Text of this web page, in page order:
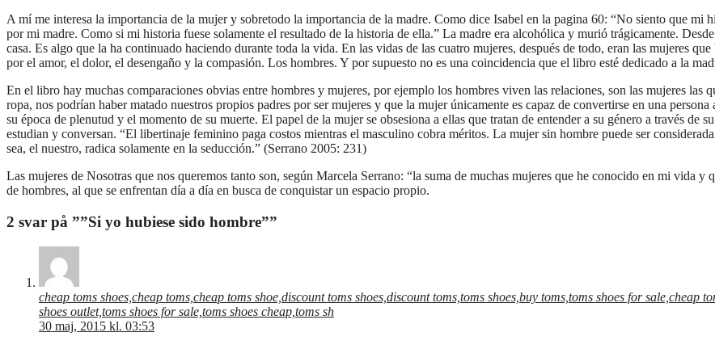
A mí me interesa la importancia de la mujer y sobretodo la importancia de la madre. Como dice Isabel en la pagina 60: “No siento que
por mi madre. Como si mi historia fuese solamente el resultado de la historia de ella.” La madre era alcohólica y murió trágicamente.
casa. Es algo que la ha continuado haciendo durante toda la vida. En las vidas de las cuatro mujeres, después de todo, eran las mujeres
por el amor, el dolor, el desengaño y la compasión. Los hombres. Y por supuesto no es una coincidencia que el libro esté dedicado a la
En el libro hay muchas comparaciones obvias entre hombres y mujeres, por ejemplo los hombres viven las relaciones, son las mujeres las
ropa, nos podrían haber matado nuestros propios padres por ser mujeres y que la mujer únicamente es capaz de convertirse en una
su época de plenutud y el momento de su muerte. El papel de la mujer se obsesiona a ellas que tratan de entender a su género a través de
estudian y conversan. “El libertinaje feminino paga costos mientras el masculino cobra méritos. La mujer sin hombre puede ser
sea, el nuestro, radica solamente en la seducción.” (Serrano 2005: 231)
Las mujeres de Nosotras que nos queremos tanto son, según Marcela Serrano: “la suma de muchas mujeres que he conocido en mi vida
de hombres, al que se enfrentan día a día en busca de conquistar un espacio propio.
2 svar på ””Si yo hubiese sido hombre””
cheap toms shoes,cheap toms,cheap toms shoe,discount toms shoes,discount toms,toms shoes,buy toms,toms shoes for sale,cheap
shoes outlet,toms shoes for sale,toms shoes cheap,toms sh
30 maj, 2015 kl. 03:53